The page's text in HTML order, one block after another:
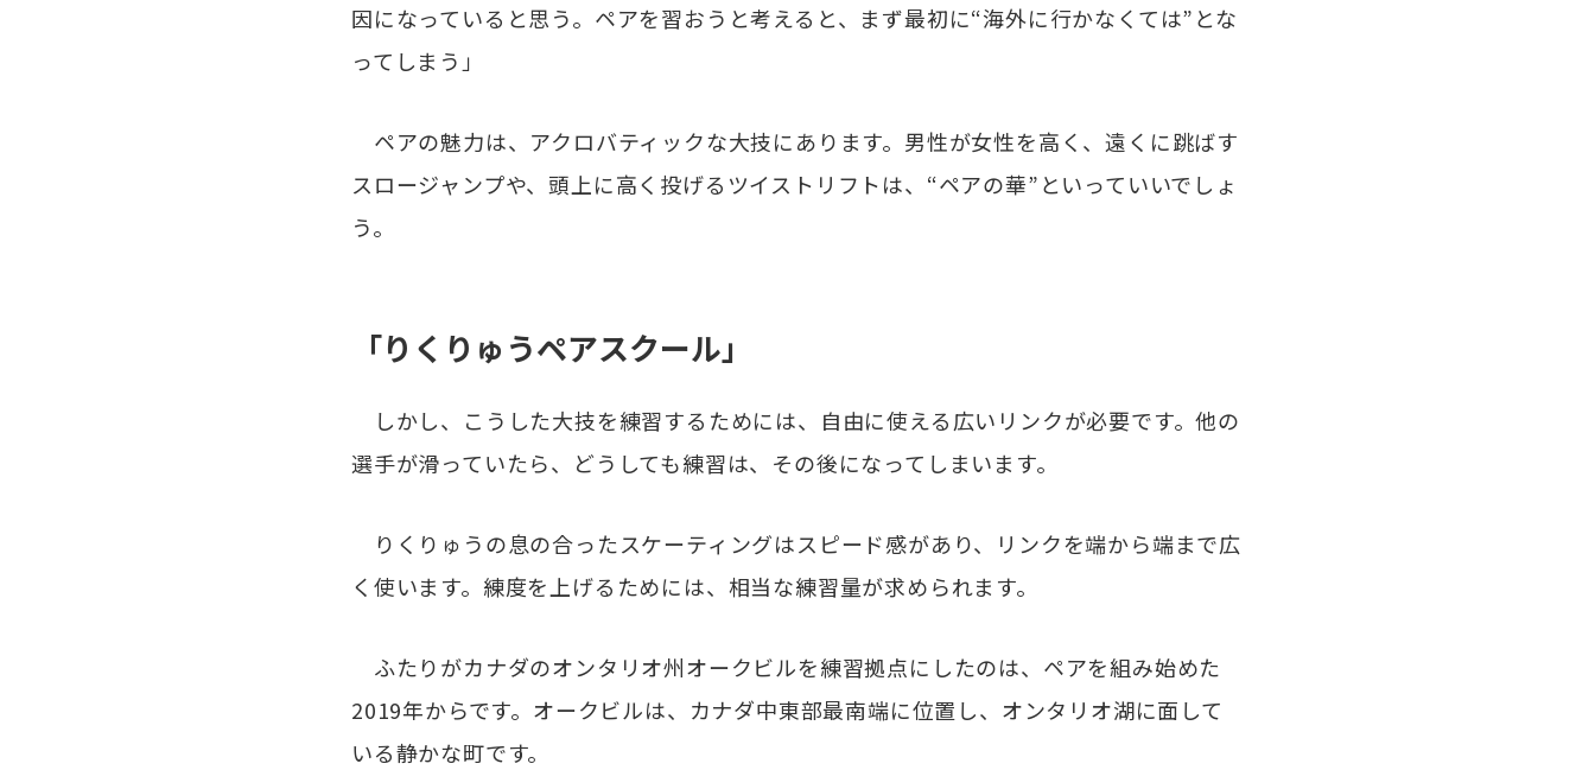
因になっていると思う。ペアを習おうと考えると、まず最初に“海外に行かなくては”とな
ってしまう」
ペアの魅力は、アクロバティックな大技にあります。男性が女性を高く、遠くに跳ばす
スロージャンプや、頭上に高く投げるツイストリフトは、“ペアの華”といっていいでしょ
う。
「りくりゅうペアスクール」
しかし、こうした大技を練習するためには、自由に使える広いリンクが必要です。他の
選手が滑っていたら、どうしても練習は、その後になってしまいます。
りくりゅうの息の合ったスケーティングはスピード感があり、リンクを端から端まで広
く使います。練度を上げるためには、相当な練習量が求められます。
ふたりがカナダのオンタリオ州オークビルを練習拠点にしたのは、ペアを組み始めた
2019年からです。オークビルは、カナダ中東部最南端に位置し、オンタリオ湖に面して
いる静かな町です。